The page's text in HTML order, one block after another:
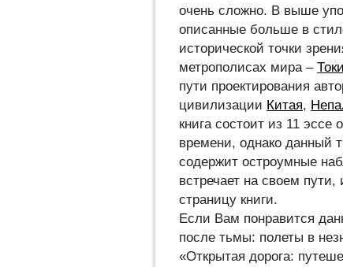
очень сложно. В выше
описанные больше в
исторической точки
метрополисах мира –
пути проектирования
цивилизации Китая,
книга состоит из 11
времени, однако данный
содержит остроумные
встречает на своем
страницу книги.
Если Вам понравится
после тьмы: полеты в
«Открытая дорога: